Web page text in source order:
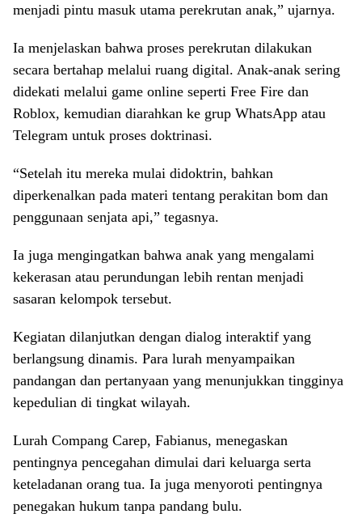
menjadi pintu masuk utama perekrutan anak,” ujarnya.
Ia menjelaskan bahwa proses perekrutan dilakukan
secara bertahap melalui ruang digital. Anak-anak sering
didekati melalui game online seperti Free Fire dan
Roblox, kemudian diarahkan ke grup WhatsApp atau
Telegram untuk proses doktrinasi.
“Setelah itu mereka mulai didoktrin, bahkan
diperkenalkan pada materi tentang perakitan bom dan
penggunaan senjata api,” tegasnya.
Ia juga mengingatkan bahwa anak yang mengalami
kekerasan atau perundungan lebih rentan menjadi
sasaran kelompok tersebut.
Kegiatan dilanjutkan dengan dialog interaktif yang
berlangsung dinamis. Para lurah menyampaikan
pandangan dan pertanyaan yang menunjukkan tingginya
kepedulian di tingkat wilayah.
Lurah Compang Carep, Fabianus, menegaskan
pentingnya pencegahan dimulai dari keluarga serta
keteladanan orang tua. Ia juga menyoroti pentingnya
penegakan hukum tanpa pandang bulu.